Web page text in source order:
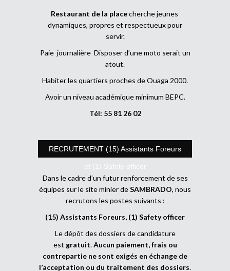
Restaurant de la placecherche jeunes
dynamiques, propres et respectueux pour
servir.
Paie journalière Disposer d’une moto serait un
atout.
Habiter les quartiers proches de Ouaga 2000.
Avoir un niveau académique minimum BEPC.
Tél: 55 81 26 02
RECRUTEMENT (15) Assistants Foreurs
et (1) Safety officer
Dans le cadre d’un futur renforcement de ses
équipes sur le site minier deSAMBRADO, nous
recrutons les postes suivants :
(15) Assistants Foreurs, (1) Safety officer
Le dépôt des dossiers de candidature
est gratuit.Aucun paiement, frais ou
contrepartie ne sont exigés en échange de
l’acceptation ou du traitement des dossiers.